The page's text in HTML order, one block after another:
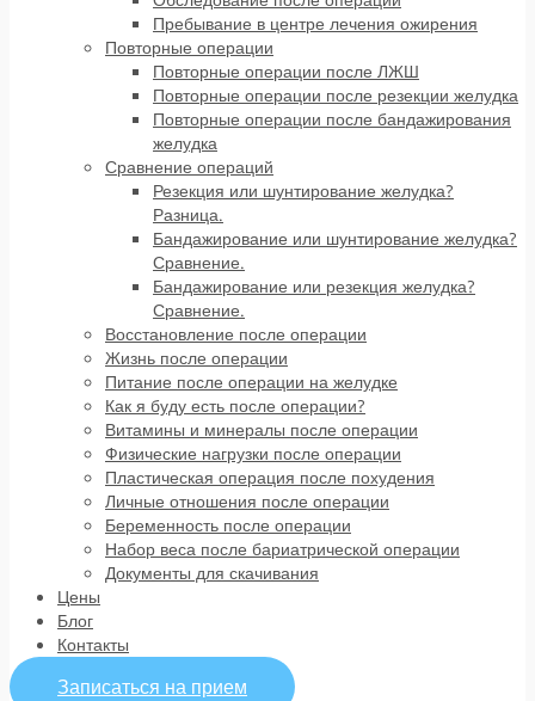
Пребывание в центре лечения ожирения
Повторные операции
Повторные операции после ЛЖШ
Повторные операции после резекции желудка
Повторные операции после бандажирования
желудка
Сравнение операций
Резекция или шунтирование желудка?
Разница.
Бандажирование или шунтирование желудка?
Сравнение.
Бандажирование или резекция желудка?
Сравнение.
Восстановление после операции
Жизнь после операции
Питание после операции на желудке
Как я буду есть после операции?
Витамины и минералы после операции
Физические нагрузки после операции
Пластическая операция после похудения
Личные отношения после операции
Беременность после операции
Набор веса после бариатрической операции
Документы для скачивания
Цены
Блог
Контакты
Записаться на прием